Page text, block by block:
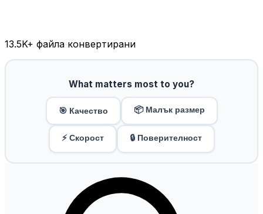
13.5K+ файла конвертирани
What matters most to you?
🎯 Качество 📦 Малък размер
⚡ Скорост 🔒 Поверителност